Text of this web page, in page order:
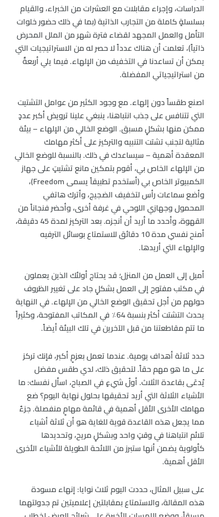
الدراسات، وإجراء مقابلات مع العشرات من الخبراء، والقيام
بسلسلةٍ كاملة من التجارب الذاتية (بما في ذلك حضور خلوات
التأمل والعمل المجهد لقضاء فترة شهر من الملل المحرض
ذاتياً)، تعلمت أن هناك عدداً لا حصر له من الاستراتيجيات التي
يمكن أن تساعدنا في التخفيف من الإلهاء. فيما يلي أربعةٌ
من استراتيجياتي المفضلة.
اصنع طقساً دون إلهاء. مع وجود الكثير من عوامل التشتيت
التي تتنافس على جذب انتباهنا، ينبغي علينا ترويض أكبر عددٍ
ممكن منها بشكلٍ مسبق. الوضع الخالي من الإلهاء – بيئة
مثالية لتجنب تشتت التنبيه والتركيز على أكثر مهامك
المعقدة أهمية – سيساعدك في ذلك. بالنسبة للوضع الخالي
من الإلهاء الخاص بي، أقوم بتمكين مانع تشتيتٍ على جهاز
الكمبيوتر الخاص بي (أستخدم تطبيقاً يسمى Freedom)،
وأضع سماعات رأس لتخفيف الضجيج، وأترك ​​هاتفي
المحمول وجهازي اللوحي في غرفة أخرى، وأحضر فنجاناً من
القهوة، وأحدد ما أريد أن أنجزه. بعد التركيز لمدة 45 دقيقة،
أمنح نفسي مدة 10 دقائق للاستمتاع بوسائل الترفيه
والإلهاء التي أريدها.
أميل إلى العمل من المنزل؛ قد يحتاج أولئك الذين يعملون
في مكتب مفتوح إلى العمل بشكلٍ جاد على تغيير الظروف
حولهم من أجل تحقيق الوضع الخالي من الإلهاء. في النهاية
يحدث التشتت أكثر بنسبة 64٪ في المكاتب المفتوحة، وكثيراً
ما تتم مقاطعتنا من قبل الآخرين في تلك البيئة أيضاً.
حدد ثلاثة أهداف يومية. عندما تعمل بعزمٍ أكبر، فإنك تركز
على ما هو مهم حقاً. لتحقيق ذلك، لدي طقس مفضل
يُدعَى بقاعدة الثلاث. أولُ شيءٍ في الصباح، اسأل نفسك: ما
الأشياء الثلاثة التي أريد تحقيقها بحلول نهاية اليوم؟ ضع
مهامك الأخرى الأقل أهمية في قائمة مهامٍ منفصلة. جزءٌ
مما يجعل هذه القاعدة قوية للغاية هو أن ثلاثة أشياء
تلائم انتباهنا في وقتٍ واحد وبشكلٍ مريح، وتحديدها
كأولوية يضمن أنها ستبرز من اللائحة الطويلة للأشياء الأخرى
الأقل أهمية.
على سبيل المثال، حددت اليوم ثلاث نوايا: إنهاء مسودة
هذه المقالة، والاستمتاع بمقابلتين إعلاميتين تم جدولتهما